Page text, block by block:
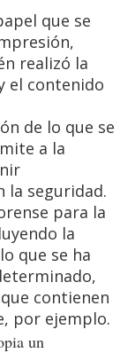
que se
realizó la
el contenido
de lo que se
a la
la seguridad.
para la
la
que se ha
contienen
por ejemplo.
un